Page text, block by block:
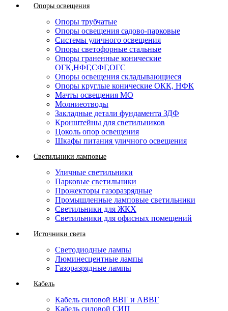
Опоры освещения
Опоры трубчатые
Опоры освещения садово-парковые
Системы уличного освещения
Опоры светофорные стальные
Опоры граненные конические
ОГК,НФГ,СФГ,ОГС
Опоры освещения складывающиеся
Опоры круглые конические ОКК, НФК
Мачты освещения МО
Молниеотводы
Закладные детали фундамента ЗДФ
Кронштейны для светильников
Цоколь опор освещения
Шкафы питания уличного освещения
Светильники ламповые
Уличные светильники
Парковые светильники
Прожекторы газоразрядные
Промышленные ламповые светильники
Светильники для ЖКХ
Светильники для офисных помещений
Источники света
Светодиодные лампы
Люминесцентные лампы
Газоразрядные лампы
Кабель
Кабель силовой ВВГ и АВВГ
Кабель силовой СИП